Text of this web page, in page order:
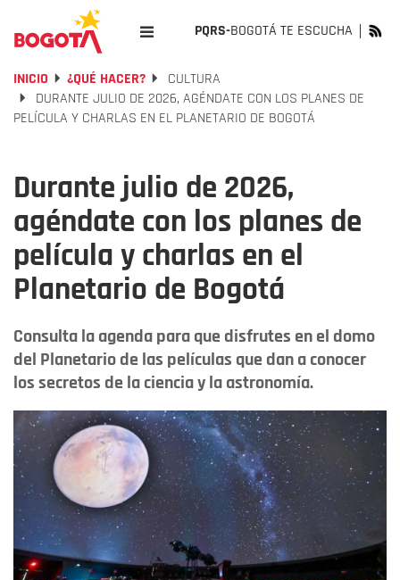
PQRS-BOGOTÁ TE ESCUCHA
INICIO ¿QUÉ HACER?
CULTURA
DURANTE JULIO DE 2026, AGÉNDATE CON LOS PLANES DE
PELÍCULA Y CHARLAS EN EL PLANETARIO DE BOGOTÁ
Durante julio de 2026,
agéndate con los planes de
película y charlas en el
Planetario de Bogotá
Consulta la agenda para que disfrutes en el domo
del Planetario de las películas que dan a conocer
los secretos de la ciencia y la astronomía.